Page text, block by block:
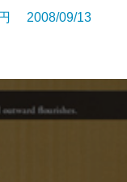
2008/09/13